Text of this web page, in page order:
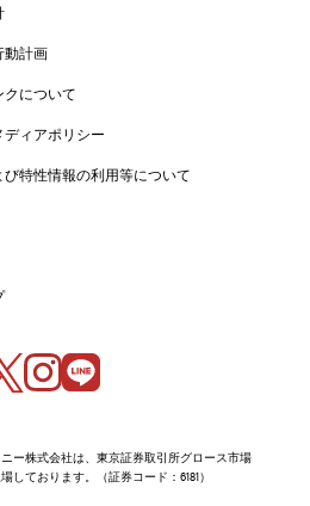
動計画
について
ィアポリシー
特性情報の利用等について
ー株式会社は、東京証券取引所グロース市場
しております。（証券コード：6181）